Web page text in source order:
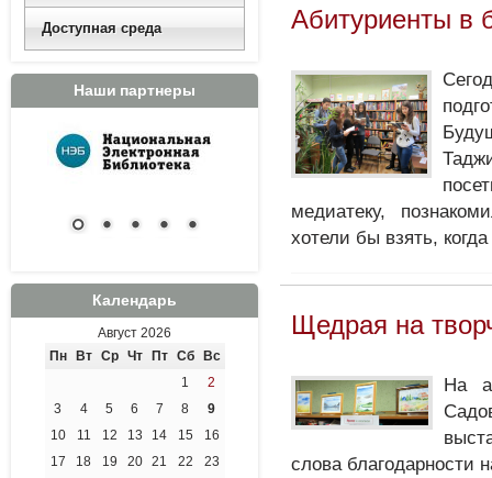
Доступная среда
Наши партнеры
Календарь
Август 2026
Пн
Вт Ср Чт Пт Сб
Вс
1
2
3
4 5 6 7 8
9
10
11 12 13 14 15
16
17
18 19 20 21 22
23
Абитуриенты в
медиатеку,
хотели бы взять,
Щедрая на
На
слова благодарности